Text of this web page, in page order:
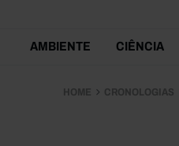
Themes Menu
AMBIENTE CIÊNCIA
HOME CRONOLOGIAS